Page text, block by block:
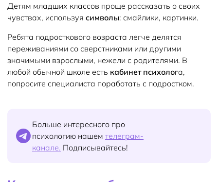
Детям младших классов проще рассказать о своих
чувствах, используя символы: смайлики, картинки.
Ребята подросткового возраста легче делятся
переживаниями со сверстниками или другими
значимыми взрослыми, нежели с родителями. В
любой обычной школе есть кабинет психолога,
попросите специалиста поработать с подростком.
Больше интересного про
психологию нашем телеграм-
канале. Подписывайтесь!